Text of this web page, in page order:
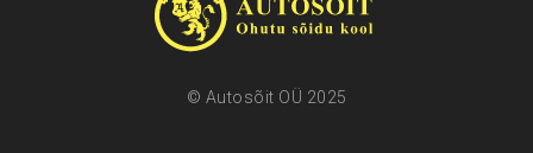
© Autosõit OÜ 2025